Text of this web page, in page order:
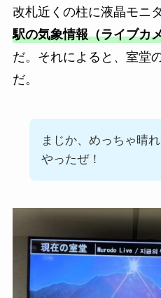
改札近くの柱に液晶モニ
駅の気象情報（ライブカ
だ。それによると、室堂
だ。
まじか、めっちゃ晴れ
やったぜ！